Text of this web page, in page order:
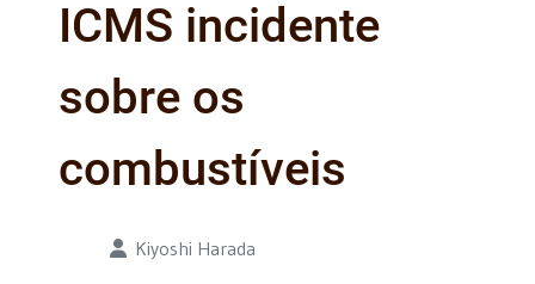
ICMS incidente
sobre os
combustíveis
Detalhes Kiyoshi Harada